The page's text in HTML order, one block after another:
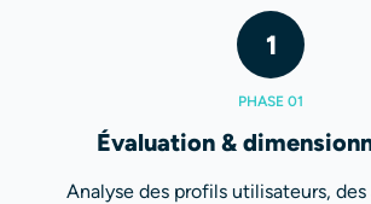
1
PHASE 01
Évaluation &
Analyse des profils utilisateurs,